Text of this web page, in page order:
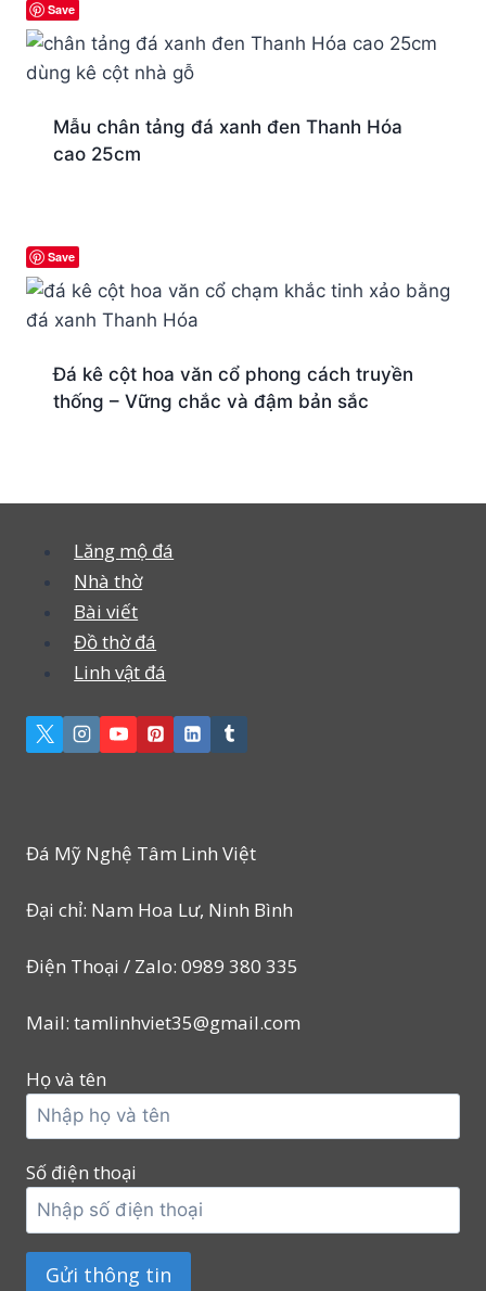
Save
Mẫu chân tảng đá xanh đen Thanh Hóa
cao 25cm
Save
Đá kê cột hoa văn cổ phong cách truyền
thống – Vững chắc và đậm bản sắc
Lăng mộ đá
Nhà thờ
Bài viết
Đồ thờ đá
Linh vật đá
Đá Mỹ Nghệ Tâm Linh Việt
Đại chỉ: Nam Hoa Lư, Ninh Bình
Điện Thoại / Zalo: 0989 380 335
Mail: tamlinhviet35@gmail.com
Họ và tên
Số điện thoại